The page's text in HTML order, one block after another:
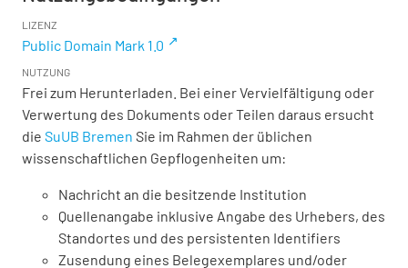
LIZENZ
Public Domain Mark 1.0
NUTZUNG
Frei zum Herunterladen. Bei einer Vervielfältigung oder
Verwertung des Dokuments oder Teilen daraus ersucht
die SuUB Bremen Sie im Rahmen der üblichen
wissenschaftlichen Gepflogenheiten um:
Nachricht an die besitzende Institution
Quellenangabe inklusive Angabe des Urhebers, des
Standortes und des persistenten Identifiers
Zusendung eines Belegexemplares und/oder